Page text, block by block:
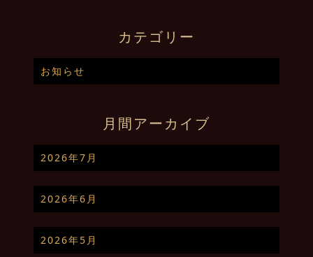
カテゴリー
お知らせ
月間アーカイブ
2026年7月
2026年6月
2026年5月